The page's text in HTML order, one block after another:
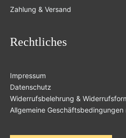
Zahlung & Versand
Rechtliches
Impressum
Datenschutz
Widerrufsbelehrung &
Allgemeine